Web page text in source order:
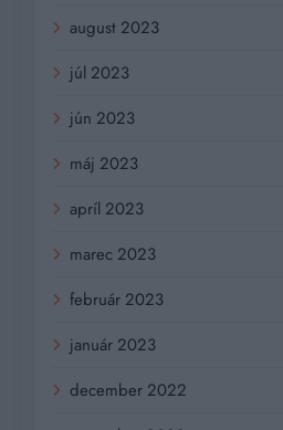
august 2023
júl 2023
jún 2023
máj 2023
apríl 2023
marec 2023
február 2023
január 2023
december 2022